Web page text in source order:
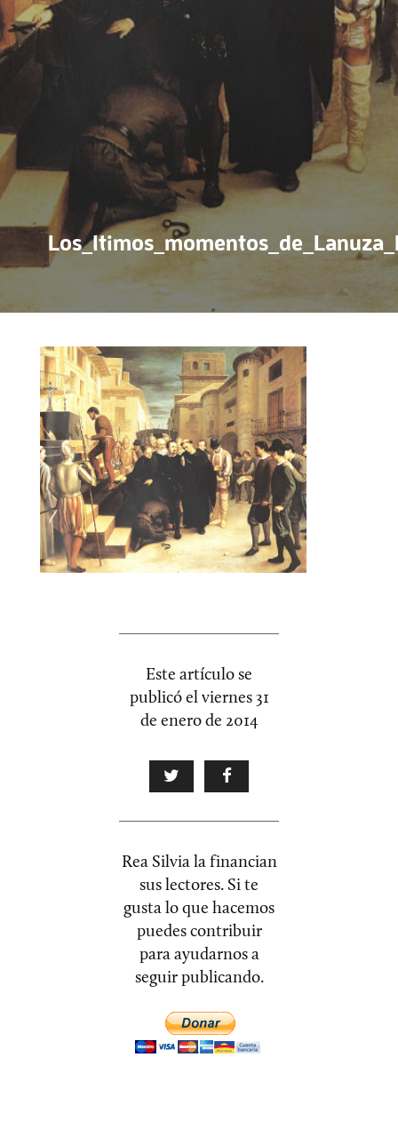
Este artículo se
publicó elviernes 31
de enero de 2014
Rea Silvia la financian
sus lectores. Si te
gusta lo que hacemos
puedes contribuir
para ayudarnos a
seguir publicando.